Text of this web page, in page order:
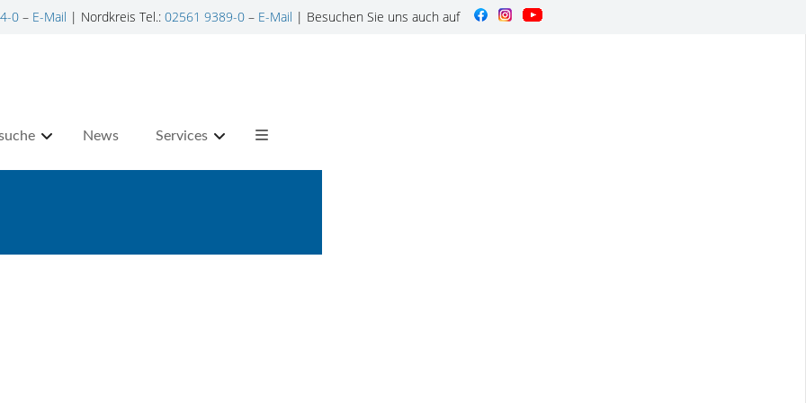
0– E-Mail | Nordkreis Tel.: 02561 9389-0– E-Mail | Besuchen Sie uns auch auf
News Services